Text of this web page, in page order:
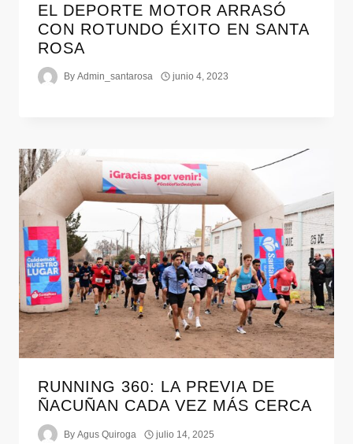
EL DEPORTE MOTOR ARRASÓ
CON ROTUNDO ÉXITO EN SANTA
ROSA
By Admin_santarosa junio 4, 2023
RUNNING 360: LA PREVIA DE
ÑACUÑAN CADA VEZ MÁS CERCA
By Agus Quiroga julio 14, 2025